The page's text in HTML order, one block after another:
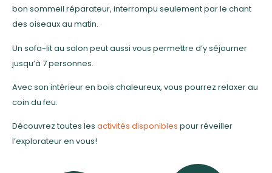
bon sommeil réparateur, interrompu seulement par le chant
des oiseaux au matin.
Un sofa-lit au salon peut aussi vous permettre d’y séjourner
jusqu’à 7 personnes.
Avec son intérieur en bois chaleureux, vous pourrez relaxer au
coin du feu.
Découvrez toutes les activités disponibles pour réveiller
l’explorateur en vous!